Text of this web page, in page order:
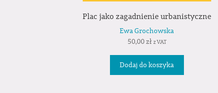
Plac jako zagadnienie urbanistyczne
Ewa Grochowska
50,00zł z VAT
Dodaj do koszyka